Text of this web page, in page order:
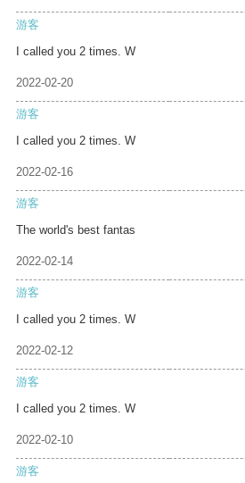
游客
I called you 2 times. W
2022-02-20
游客
I called you 2 times. W
2022-02-16
游客
The world's best fantas
2022-02-14
游客
I called you 2 times. W
2022-02-12
游客
I called you 2 times. W
2022-02-10
游客